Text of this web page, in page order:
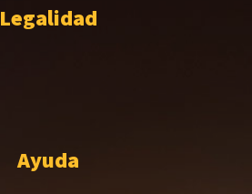
Legalidad
Ayuda